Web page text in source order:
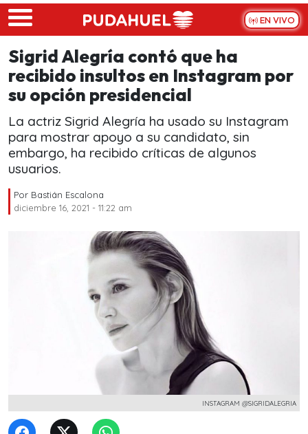
Skip to main content
EN VIVO
Sigrid Alegría contó que ha
recibido insultos en Instagram por
su opción presidencial
La actriz Sigrid Alegría ha usado su Instagram
para mostrar apoyo a su candidato, sin
embargo, ha recibido críticas de algunos
usuarios.
Por Bastián Escalona
diciembre 16, 2021 - 11:22 am
INSTAGRAM @SIGRIDALEGRIA